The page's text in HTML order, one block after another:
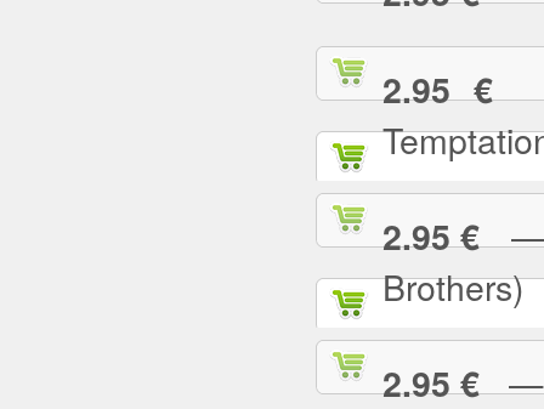
2.95 €—
2.95 €—
Brothers)
2.95 €—